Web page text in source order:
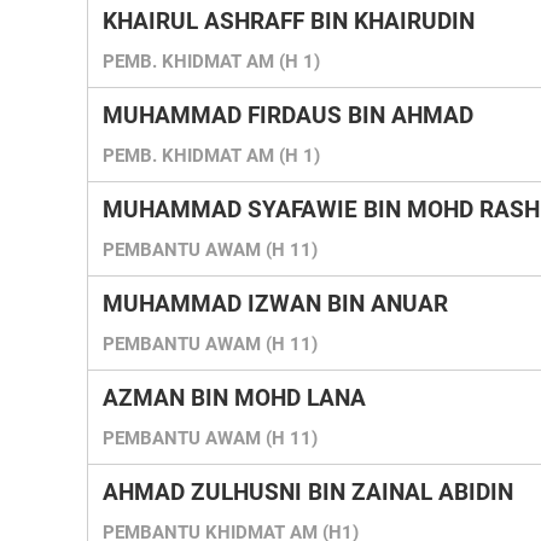
KHAIRUL ASHRAFF BIN KHAIRUDIN
PEMB. KHIDMAT AM (H 1)
MUHAMMAD FIRDAUS BIN AHMAD
PEMB. KHIDMAT AM (H 1)
MUHAMMAD SYAFAWIE BIN MOHD
PEMBANTU AWAM (H 11)
MUHAMMAD IZWAN BIN ANUAR
PEMBANTU AWAM (H 11)
AZMAN BIN MOHD LANA
PEMBANTU AWAM (H 11)
AHMAD ZULHUSNI BIN ZAINAL ABIDIN
PEMBANTU KHIDMAT AM (H1)